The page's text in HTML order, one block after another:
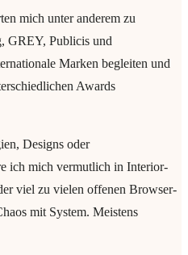
mich unter anderem zu
, GREY, Publicis und
Marken begleiten und
Awards
Designs oder
ich mich vermutlich in Interior-
viel zu vielen offenen Browser-
mit System. Meistens